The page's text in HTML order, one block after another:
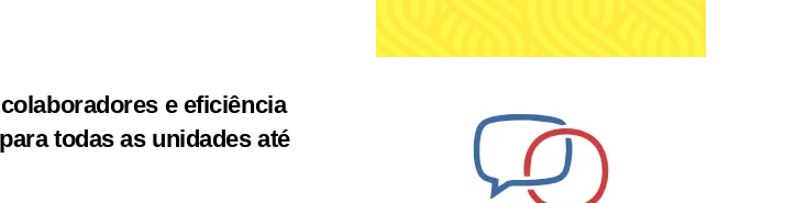
e eficiência
todas as unidades até